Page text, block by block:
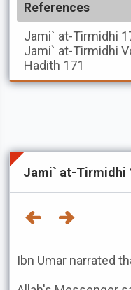
References
Jami` at-Tirmidhi
Jami` at-Tirmidhi
Hadith 171
Jami` at-Tirmidhi
Ibn Umar narrated